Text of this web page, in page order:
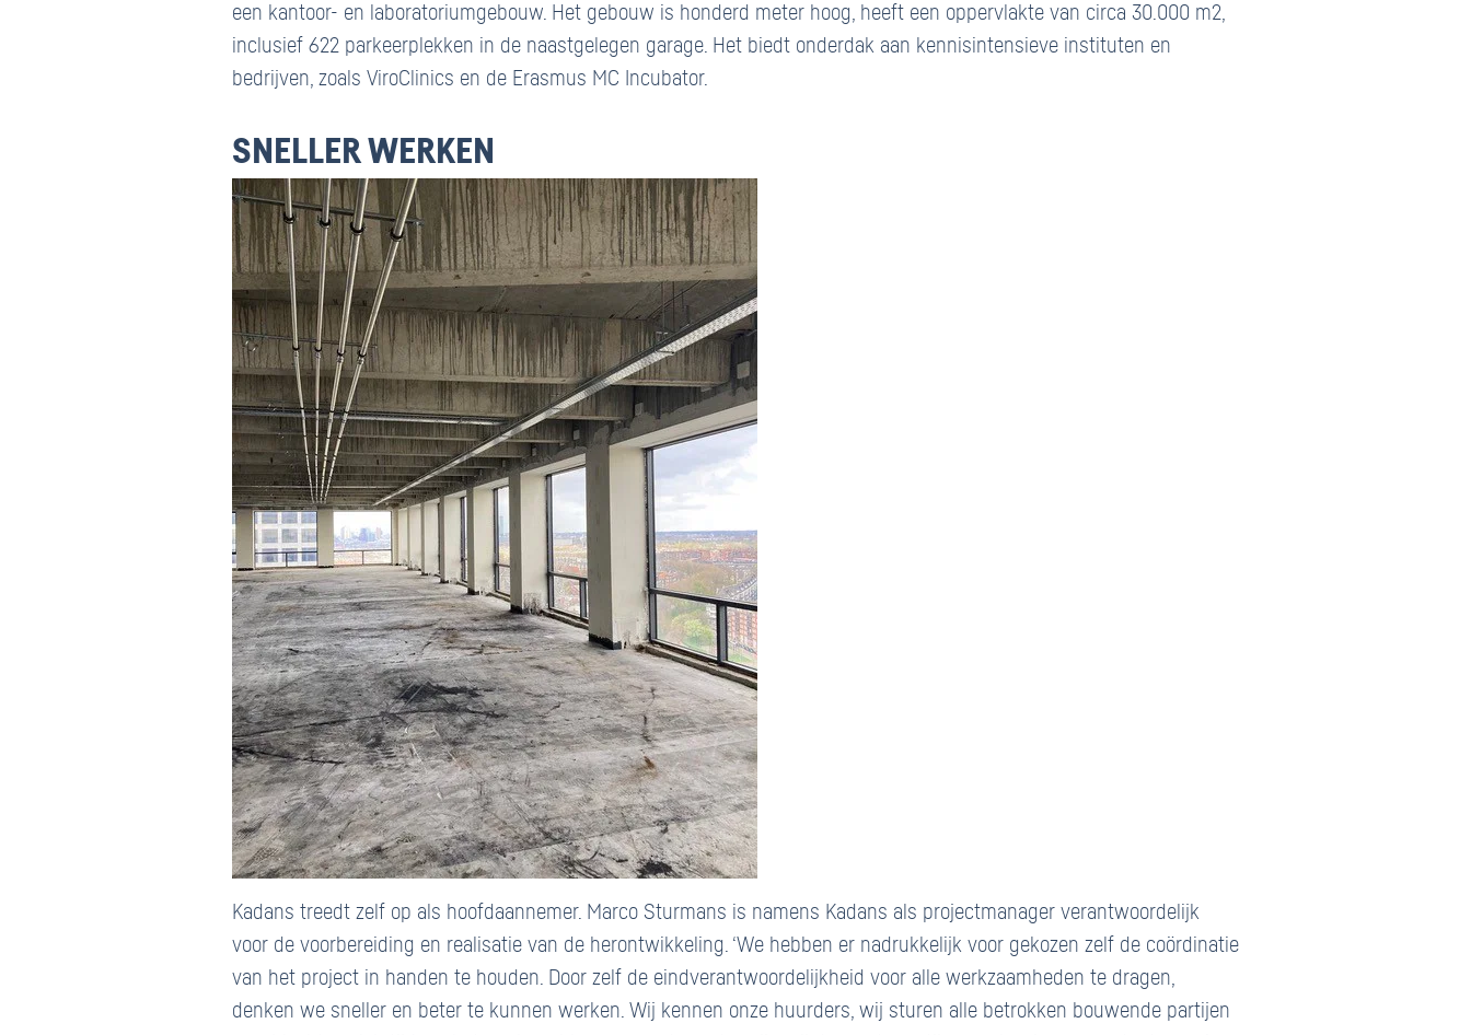
een kantoor- en laboratoriumgebouw. Het gebouw is honderd meter hoog, heeft een oppervlakte van circa 30.000 m2,
inclusief 622 parkeerplekken in de naastgelegen garage. Het biedt onderdak aan kennisintensieve instituten en
bedrijven, zoals ViroClinics en de Erasmus MC Incubator.
SNELLER WERKEN
Kadans treedt zelf op als hoofdaannemer. Marco Sturmans is namens Kadans als projectmanager verantwoordelijk
voor de voorbereiding en realisatie van de herontwikkeling. ‘We hebben er nadrukkelijk voor gekozen zelf de coördinatie
van het project in handen te houden. Door zelf de eindverantwoordelijkheid voor alle werkzaamheden te dragen,
denken we sneller en beter te kunnen werken. Wij kennen onze huurders, wij sturen alle betrokken bouwende partijen